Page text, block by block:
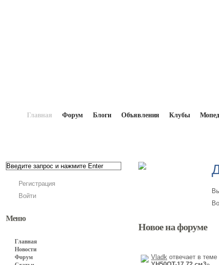
Главная Форум Блоги Объявления Клубы
Регистрация
Войти
Меню
Главная
Новости
Форум
Новое на форуме
Vladk отвечает в теме